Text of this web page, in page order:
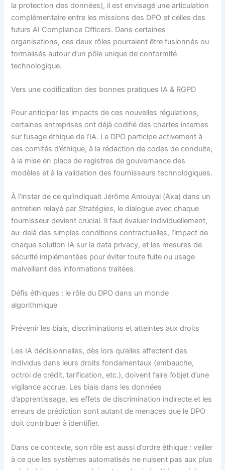
la protection des données), il est envisagé une articulation
complémentaire entre les missions des DPO et celles des
futurs AI Compliance Officers. Dans certaines
organisations, ces deux rôles pourraient être fusionnés ou
formalisés autour d’un pôle unique de conformité
technologique.
Vers une codification des bonnes pratiques IA & RGPD
Pour anticiper les impacts de ces nouvelles régulations,
certaines entreprises­ ont déjà codifié des chartes internes
sur l’usage éthique de l’IA. Le DPO participe activement à
ces comités d’éthique, à la rédaction de codes de conduite,
à la mise en place de registres de gouvernance des
modèles et à la validation des fournisseurs technologiques.
À l’instar de ce qu’indiquait Jérôme Amouyal (Axa) dans un
entretien relayé parStratégies, le dialogue avec chaque
fournisseur devient crucial. Il faut évaluer individuellement,
au-delà des simples conditions contractuelles, l’impact de
chaque solution IA sur la data privacy, et les mesures de
sécurité implémentées pour éviter toute fuite ou usage
malveillant des informations traitées.
Défis éthiques : le rôle du DPO dans un monde
algorithmique
Prévenir les biais, discriminations et atteintes aux droits
Les IA décisionnelles, dès lors qu’elles affectent des
individus dans leurs droits fondamentaux (embauche,
octroi de crédit, tarification, etc.), doivent faire l’objet d’une
vigilance accrue. Les biais dans les données
d’apprentissage, les effets de discrimination indirecte et les
erreurs de prédiction sont autant de menaces que le DPO
doit contribuer à identifier.
Dans ce contexte, son rôle est aussi d’ordre éthique : veiller
à ce que les systèmes automatisés ne nuisent pas aux plus